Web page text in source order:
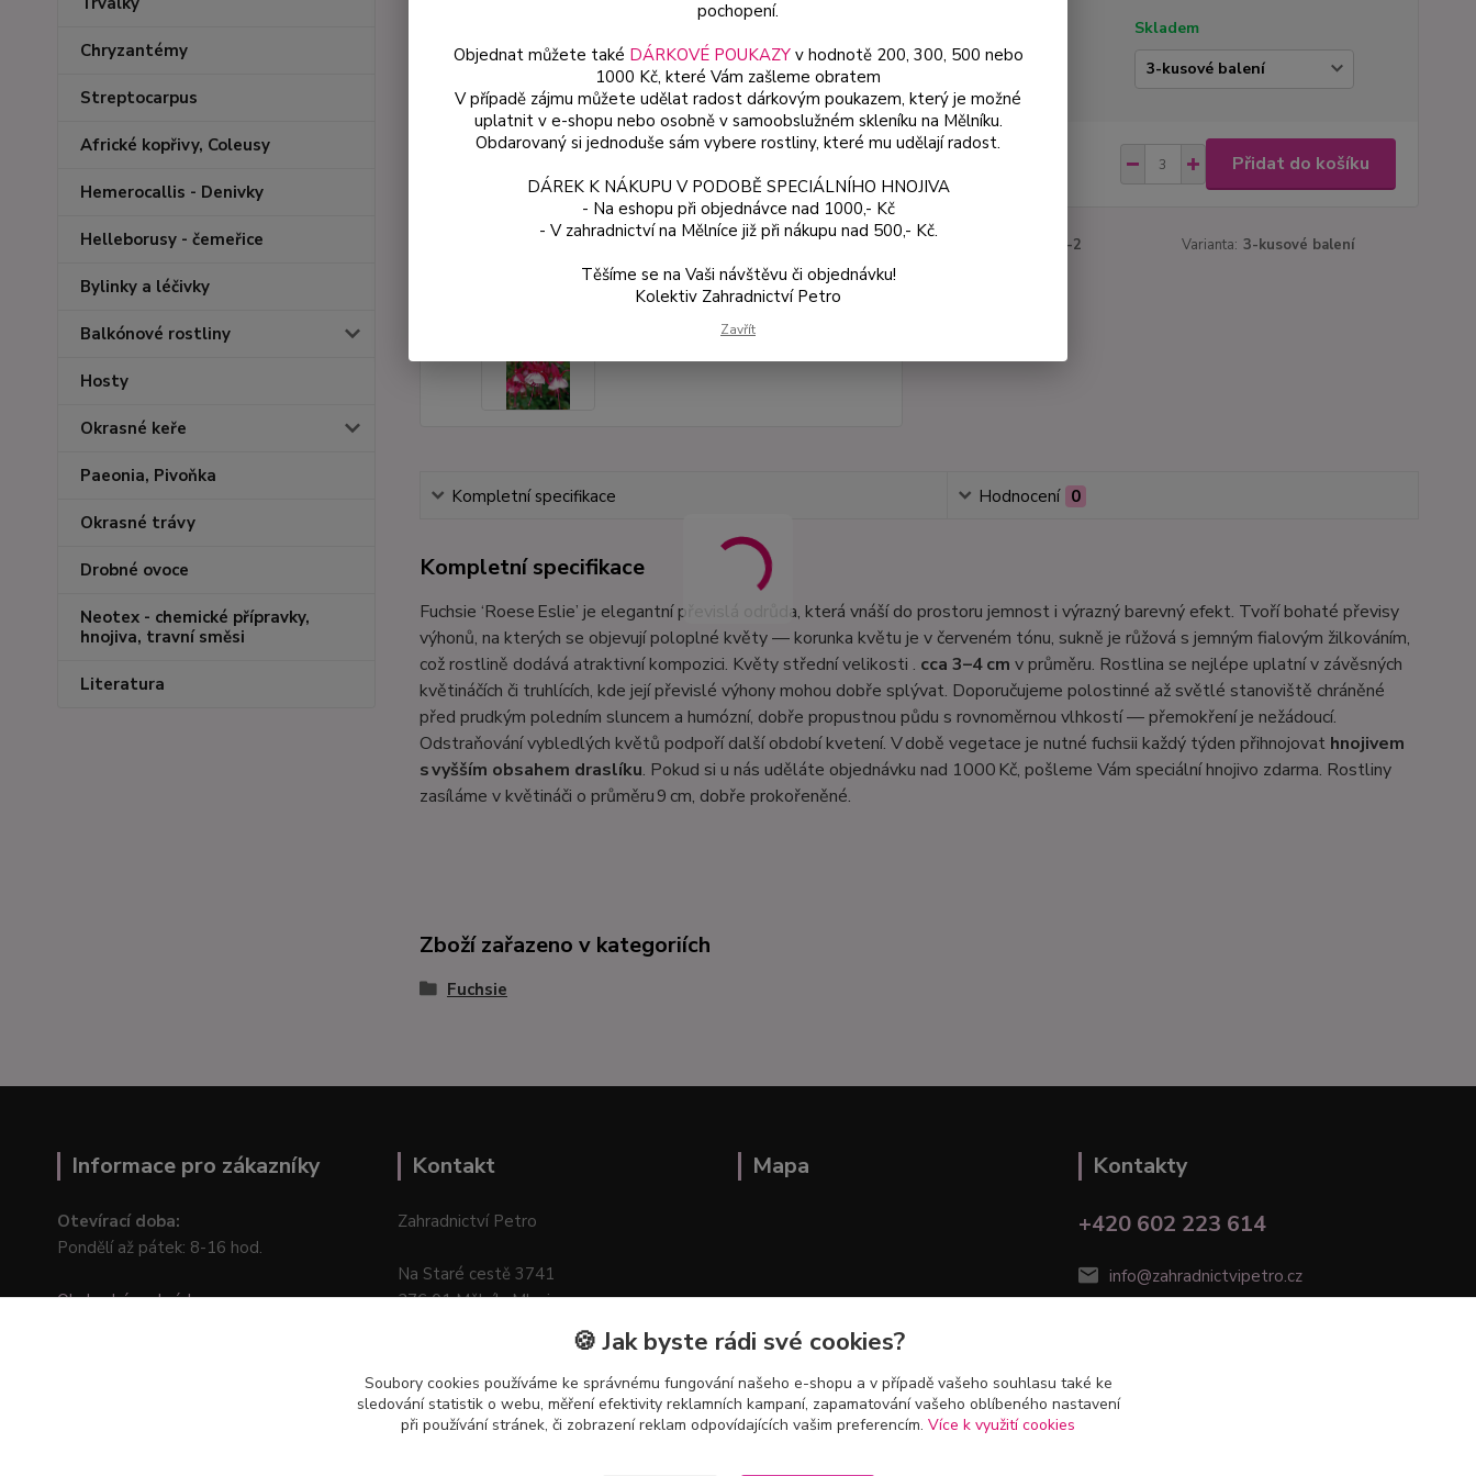
Chryzantémy
Streptocarpus
Africké kopřivy, Coleusy
Hemerocallis - Denivky
Helleborusy - čemeřice
Bylinky a léčivky
Balkónové rostliny
Hosty
Okrasné keře
Paeonia, Pivoňka
Okrasné trávy
Drobné ovoce
Neotex - chemické přípravky,
hnojiva, travní směsi
Literatura
Skladem
54 Kč Přidat do košíku
631-2 Varianta: 3-kusové balení
Kompletní specifikace Hodnocení 0
Kompletní specifikace
Fuchsie ‘Roese Eslie’ je elegantní převislá odrůda, která vnáší do prostoru jemnost i výrazný barevný efekt. Tvoří bohaté převisy
výhonů, na kterých se objevují poloplné květy — korunka květu je v červeném tónu, sukně je růžová s jemným fialovým žilkováním,
což rostlině dodává atraktivní kompozici. Květy střední velikosti . cca 3–4 cm v průměru. Rostlina se nejlépe uplatní v závěsných
květináčích či truhlících, kde její převislé výhony mohou dobře splývat. Doporučujeme polostinné až světlé stanoviště chráněné
před prudkým poledním sluncem a humózní, dobře propustnou půdu s rovnoměrnou vlhkostí — přemokření je nežádoucí.
Odstraňování vybledlých květů podpoří další období kvetení. V době vegetace je nutné fuchsii každý týden přihnojovat hnojivem
s vyšším obsahem draslíku. Pokud si u nás uděláte objednávku nad 1000 Kč, pošleme Vám speciální hnojivo zdarma. Rostliny
zasíláme v květináči o průměru 9 cm, dobře prokořeněné.
Zboží zařazeno v kategoriích
Fuchsie
Informace pro zákazníky
Otevírací doba:
Pondělí až pátek: 8-16 hod.
Obchodní podmínky
Kontakt
Zahradnictví Petro
Na Staré cestě 3741
276 01 Mělník–Mlazice
Mapa
Kontakty
+420 602 223 614
info@zahradnictvipetro.cz
pochopení.
Objednat můžete také DÁRKOVÉ POUKAZYv hodnotě 200, 300, 500 nebo
1000 Kč, které Vám zašleme obratem
V případě zájmu můžete udělat radost dárkovým poukazem, který je možné
uplatnit v e-shopu nebo osobně v samoobslužném skleníku na Mělníku.
Obdarovaný si jednoduše sám vybere rostliny, které mu udělají radost.
DÁREK K NÁKUPU V PODOBĚ SPECIÁLNÍHO HNOJIVA
- Na eshopu při objednávce nad 1000,- Kč
- V zahradnictví na Mělníce již při nákupu nad 500,- Kč.
Těšíme se na Vaši návštěvu či objednávku!
Kolektiv Zahradnictví Petro
Zavřít
🍪 Jak byste rádi své cookies?
Soubory cookies používáme ke správnému fungování našeho e-shopu a v případě vašeho souhlasu také ke
sledování statistik o webu, měření efektivity reklamních kampaní, zapamatování vašeho oblíbeného nastavení
při používání stránek, či zobrazení reklam odpovídajících vašim preferencím. Více k využití cookies